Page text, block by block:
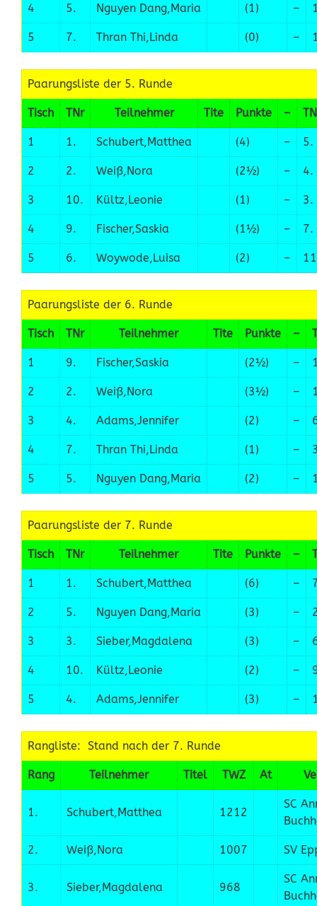
4 5. Nguyen Dang,Maria (1) –
5 7. Thran Thi,Linda (0) –
Paarungsliste der 5. Runde
Tisch TNr Teilnehmer Tite Punkte –
1 1. Schubert,Matthea (4) – 5.
2 2. Weiß,Nora (2½) – 4.
3 10. Kültz,Leonie (1) – 3.
4 9. Fischer,Saskia (1½) – 7.
5 6. Woywode,Luisa (2) –
Paarungsliste der 6. Runde
Tisch TNr Teilnehmer Tite Punkte –
1 9. Fischer,Saskia (2½) –
2 2. Weiß,Nora (3½) –
3 4. Adams,Jennifer (2) –
4 7. Thran Thi,Linda (1) –
5 5. Nguyen Dang,Maria (2) –
Paarungsliste der 7. Runde
Tisch TNr Teilnehmer Tite Punkte –
1 1. Schubert,Matthea (6) –
2 5. Nguyen Dang,Maria (3) –
3 3. Sieber,Magdalena (3) –
4 10. Kültz,Leonie (2) –
5 4. Adams,Jennifer (3) –
Rangliste: Stand nach der 7. Runde
Rang Teilnehmer Titel TWZ At
1. Schubert,Matthea 1212
SC
2. Weiß,Nora 1007 SV
3. Sieber,Magdalena 968
SC